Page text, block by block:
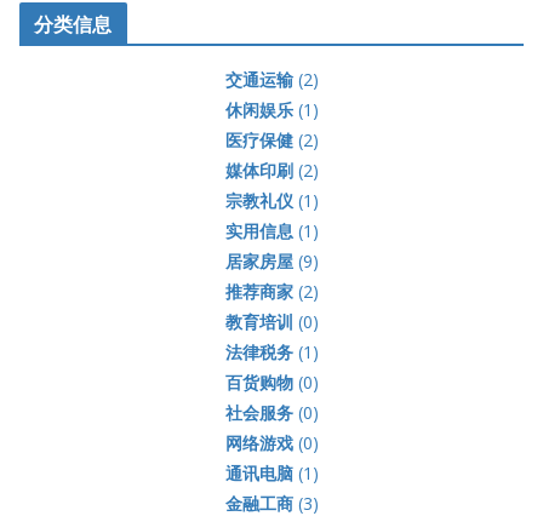
分类信息
交通运输(2)
休闲娱乐(1)
医疗保健(2)
媒体印刷(2)
宗教礼仪(1)
实用信息 (1)
居家房屋(9)
推荐商家(2)
教育培训 (0)
法律税务(1)
百货购物(0)
社会服务(0)
网络游戏(0)
通讯电脑(1)
金融工商(3)